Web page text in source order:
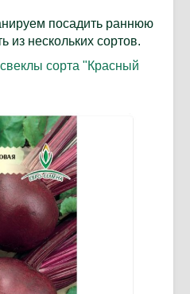
посадить раннюю
из нескольких сортов.